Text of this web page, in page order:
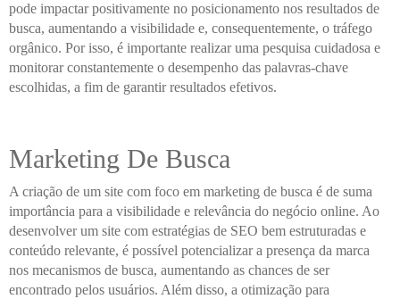
pode impactar positivamente no posicionamento nos resultados de
busca, aumentando a visibilidade e, consequentemente, o tráfego
orgânico. Por isso, é importante realizar uma pesquisa cuidadosa e
monitorar constantemente o desempenho das palavras-chave
escolhidas, a fim de garantir resultados efetivos.
Marketing De Busca
A criação de um site com foco em marketing de busca é de suma
importância para a visibilidade e relevância do negócio online. Ao
desenvolver um site com estratégias de SEO bem estruturadas e
conteúdo relevante, é possível potencializar a presença da marca
nos mecanismos de busca, aumentando as chances de ser
encontrado pelos usuários. Além disso, a otimização para